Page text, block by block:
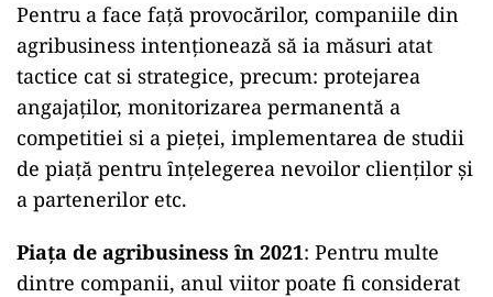
Pentru a face faţă provocărilor, companiile din
agribusiness intenţionează să ia măsuri atat
tactice cat si strategice, precum: protejarea
angajaţilor, monitorizarea permanentă a
competitiei si a pieţei, implementarea de studii
de piaţă pentru ȋnţelegerea nevoilor clienţilor şi
a partenerilor etc.
Piaţa de agribusiness ȋn 2021: Pentru multe
dintre companii, anul viitor poate fi considerat